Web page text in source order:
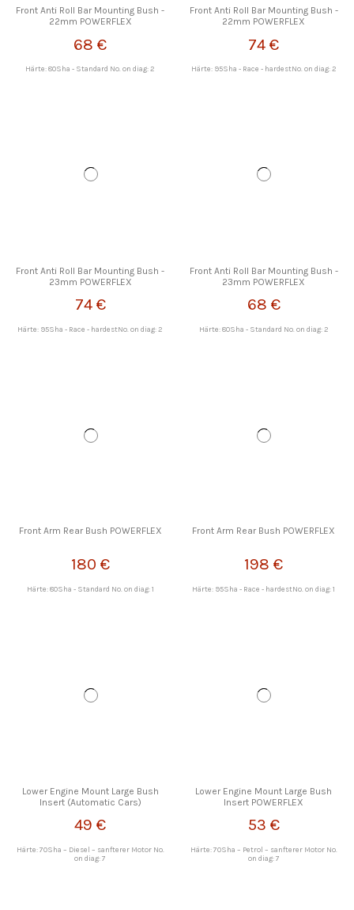
Front Anti Roll Bar Mounting Bush -
22mm POWERFLEX
68 €
Härte: 80Sha - Standard No. on diag: 2
Front Anti Roll Bar Mounting Bush -
22mm POWERFLEX
74 €
Härte: 95Sha - Race - hardestNo. on diag: 2
Front Anti Roll Bar Mounting Bush -
23mm POWERFLEX
74 €
Härte: 95Sha - Race - hardestNo. on diag: 2
Front Anti Roll Bar Mounting Bush -
23mm POWERFLEX
68 €
Härte: 80Sha - Standard No. on diag: 2
Front Arm Rear Bush POWERFLEX
180 €
Härte: 80Sha - Standard No. on diag: 1
Front Arm Rear Bush POWERFLEX
198 €
Härte: 95Sha - Race - hardestNo. on diag: 1
Lower Engine Mount Large Bush
Insert (Automatic Cars)
49 €
Härte: 70Sha – Diesel – sanfterer Motor No.
on diag: 7
Lower Engine Mount Large Bush
Insert POWERFLEX
53 €
Härte: 70Sha – Petrol – sanfterer Motor No.
on diag: 7